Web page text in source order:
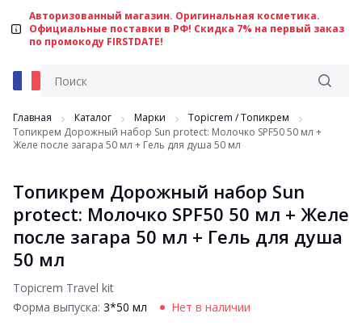
Авторизованный магазин. Оригинальная косметика.
Официальные поставки в РФ! Скидка 7% на первый заказ
по промокоду FIRSTDATE!
Главная Каталог Марки
Topicrem / Топикрем
Топикрем Дорожный набор Sun protect: Молочко SPF50 50 мл +
Желе после загара 50 мл + Гель для душа 50 мл
Топикрем Дорожный набор Sun
protect: Молочко SPF50 50 мл + Желе
после загара 50 мл + Гель для душа
50 мл
Topicrem Travel kit
Форма выпуска: 3*50 мл Нет в наличии